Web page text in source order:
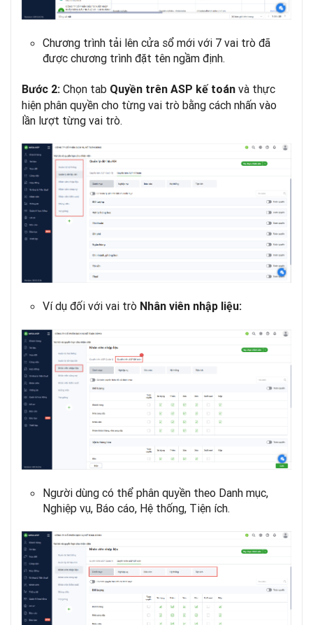
Chương trình tải lên cửa sổ mới với 7 vai trò đã
được chương trình đặt tên ngầm định.
Bước 2: Chọn tab Quyền trên ASP kế toán và thực
hiện phân quyền cho từng vai trò bằng cách nhấn vào
lần lượt từng vai trò.
Ví dụ đối với vai trò Nhân viên nhập liệu:
Người dùng có thể phân quyền theo Danh mục,
Nghiệp vụ, Báo cáo, Hệ thống, Tiện ích.